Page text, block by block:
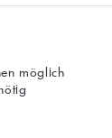
möglich